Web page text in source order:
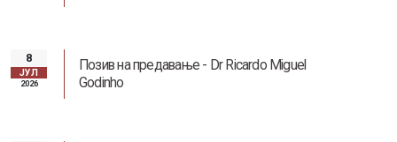
8
ЈУЛ
2026
Позив на предавање - Dr Ricardo Miguel
Godinho